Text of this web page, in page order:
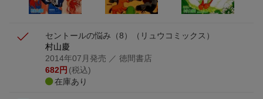
セントールの悩み（8）
（リュウコミックス）
村山慶
2014年07月発売 ／ 徳間書店
682 円 (税込)
在庫あり